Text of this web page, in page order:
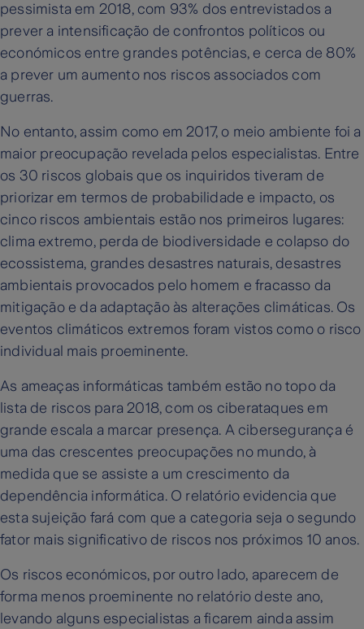
pessimista em 2018, com 93% dos entrevistados a
prever a intensificação de confrontos políticos ou
económicos entre grandes potências, e cerca de 80%
a prever um aumento nos riscos associados com
guerras.
No entanto, assim como em 2017, o meio ambiente foi a
maior preocupação revelada pelos especialistas. Entre
os 30 riscos globais que os inquiridos tiveram de
priorizar em termos de probabilidade e impacto, os
cinco riscos ambientais estão nos primeiros lugares:
clima extremo, perda de biodiversidade e colapso do
ecossistema, grandes desastres naturais, desastres
ambientais provocados pelo homem e fracasso da
mitigação e da adaptação às alterações climáticas. Os
eventos climáticos extremos foram vistos como o risco
individual mais proeminente.
As ameaças informáticas também estão no topo da
lista de riscos para 2018, com os ciberataques em
grande escala a marcar presença. A cibersegurança é
uma das crescentes preocupações no mundo, à
medida que se assiste a um crescimento da
dependência informática. O relatório evidencia que
esta sujeição fará com que a categoria seja o segundo
fator mais significativo de riscos nos próximos 10 anos.
Os riscos económicos, por outro lado, aparecem de
forma menos proeminente no relatório deste ano,
levando alguns especialistas a ficarem ainda assim